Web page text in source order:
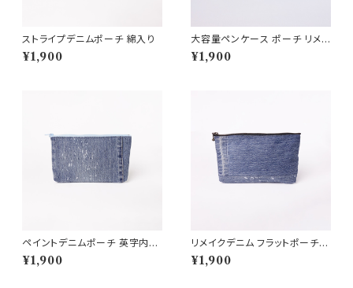
ストライプデニムポーチ 綿入り
¥1,900
大容量ペンケース ポーチ リメイ
クデニム生地
¥1,900
ペイントデニムポーチ 英字内布
ハンドメイド 12×20cm
¥1,900
リメイクデニム フラットポーチ
ペイント ヒゲ落ち レオパード内
布
¥1,900